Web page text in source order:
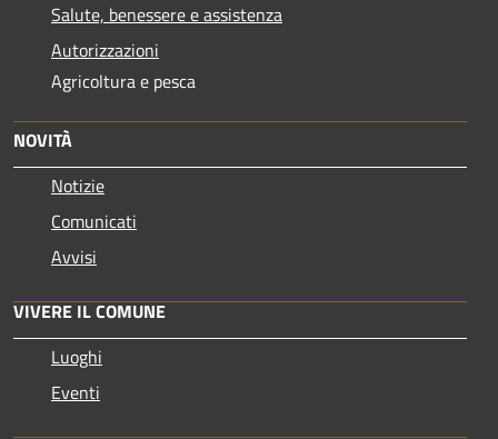
Salute, benessere e assistenza
Autorizzazioni
Agricoltura e pesca
NOVITÀ
Notizie
Comunicati
Avvisi
VIVERE IL COMUNE
Luoghi
Eventi